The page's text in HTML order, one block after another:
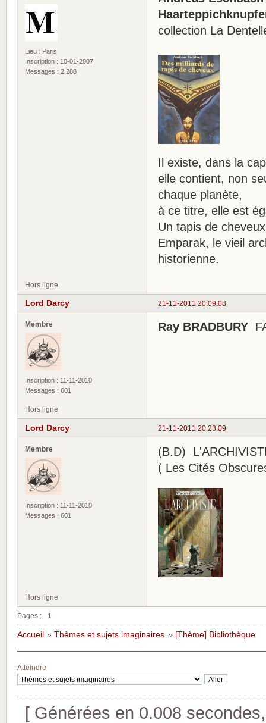
Lieu : Paris
Inscription : 10-01-2007
Messages : 2 288
collection La
Il existe, dans la
elle contient, non
chaque planète,
à ce titre, elle est
Un tapis de
Emparak, le vieil
historienne.
Hors ligne
21-11-2011 20:09:08
Lord Darcy
Membre
Inscription : 11-11-2010
Messages : 601
Ray BRADBURY
Hors ligne
21-11-2011 20:23:09
Lord Darcy
Membre
Inscription : 11-11-2010
Messages : 601
(B.D)
( Les Cités
Hors ligne
Pages : 1
Accueil »Thèmes et sujets imaginaires » [Thème] Bibliothèque
Atteindre
[ Générées en 0.008